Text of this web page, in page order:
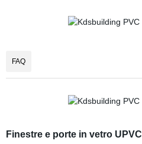
FAQ
Finestre eporte in vetro UPVC